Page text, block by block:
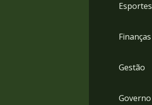
Esportes
Finanças
Gestão
Governo